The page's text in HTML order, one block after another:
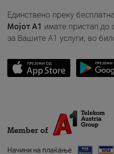
Единствено преку
Мојот A1 имате пристап
за Вашите A1 услуги, во
Member of
Начини на плаќање